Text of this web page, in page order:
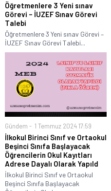
Öğretmenlere 3 Yeni sınav
Görevi – İUZEF Sınav Görevi
Talebi
Öğretmenlere 3 Yeni sınav Görevi –
İUZEF Sınav Görevi Talebi...
Gündem 1 Temmuz 2024 17:59
İlkokul Birinci Sınıf ve Ortaokul
Beşinci Sınıfa Başlayacak
Öğrencilerin Okul Kayıtları
Adrese Dayalı Olarak Yapıld
İlkokul Birinci Sınıf ve Ortaokul
Beşinci Sınıfa Başlayacak